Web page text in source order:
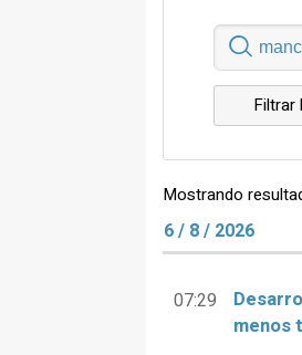
Filtrar
Mostrando
6 / 8 / 2026
07:29
menos